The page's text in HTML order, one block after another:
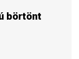
börtönt